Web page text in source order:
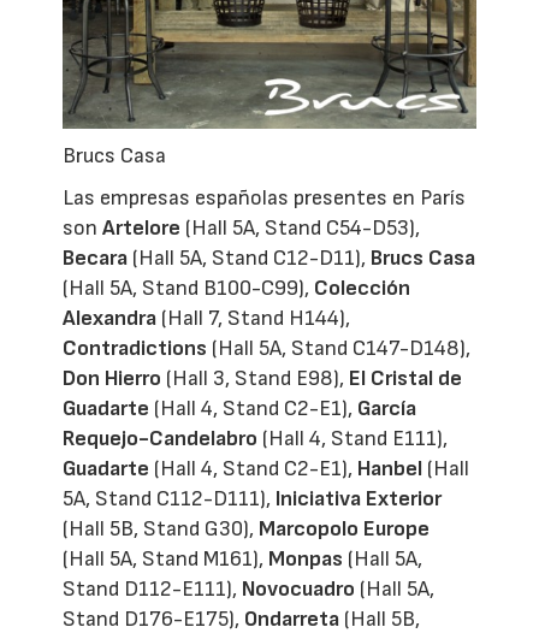
Brucs Casa
Las empresas españolas presentes en París
sonArtelore (Hall 5A, Stand C54-D53),
Becara (Hall 5A, Stand C12-D11), Brucs Casa
(Hall 5A, Stand B100-C99), Colección
Alexandra (Hall 7, Stand H144),
Contradictions (Hall 5A, Stand C147-D148),
Don Hierro (Hall 3, Stand E98), El Cristal de
Guadarte (Hall 4, Stand C2-E1), García
Requejo-Candelabro (Hall 4, Stand E111),
Guadarte (Hall 4, Stand C2-E1), Hanbel (Hall
5A, Stand C112-D111), Iniciativa Exterior
(Hall 5B, Stand G30), Marcopolo Europe
(Hall 5A, Stand M161), Monpas (Hall 5A,
Stand D112-E111), Novocuadro (Hall 5A,
Stand D176-E175), Ondarreta (Hall 5B,